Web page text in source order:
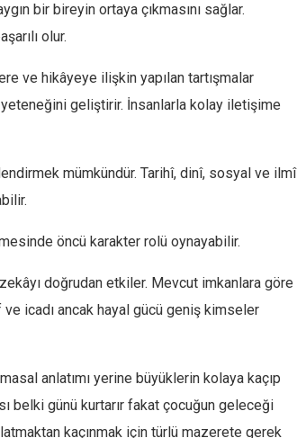
bir bireyin ortaya çıkmasını sağlar.
olur.
ve hikâyeye ilişkin yapılan tartışmalar
geliştirir. İnsanlarla kolay iletişime
mümkündür. Tarihî, dinî, sosyal ve ilmî
öncü karakter rolü oynayabilir.
doğrudan etkiler. Mevcut imkanlara göre
icadı ancak hayal gücü geniş kimseler
anlatımı yerine büyüklerin kolaya kaçıp
belki günü kurtarır fakat çocuğun geleceği
kaçınmak için türlü mazerete gerek